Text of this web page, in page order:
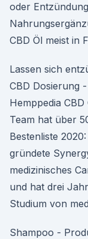
oder
CBD Öl meist in
Lassen sich
CBD Dosierung
Hemppedia
Team hat über
Bestenliste
gründete
medizinisches
und hat drei
Studium von
Shampoo -